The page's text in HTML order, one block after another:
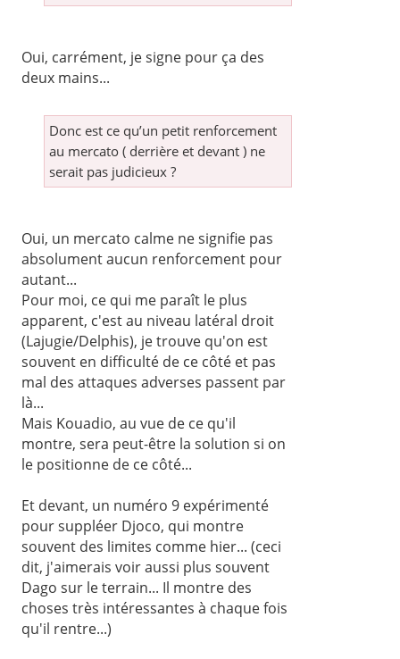
Oui, carrément, je signe pour ça des
deux mains...
Donc est ce qu’un petit renforcement
au mercato ( derrière et devant ) ne
serait pas judicieux ?
Oui, un mercato calme ne signifie pas
absolument aucun renforcement pour
autant...
Pour moi, ce qui me paraît le plus
apparent, c'est au niveau latéral droit
(Lajugie/Delphis), je trouve qu'on est
souvent en difficulté de ce côté et pas
mal des attaques adverses passent par
là...
Mais Kouadio, au vue de ce qu'il
montre, sera peut-être la solution si on
le positionne de ce côté...
Et devant, un numéro 9 expérimenté
pour suppléer Djoco, qui montre
souvent des limites comme hier... (ceci
dit, j'aimerais voir aussi plus souvent
Dago sur le terrain... Il montre des
choses très intéressantes à chaque fois
qu'il rentre...)